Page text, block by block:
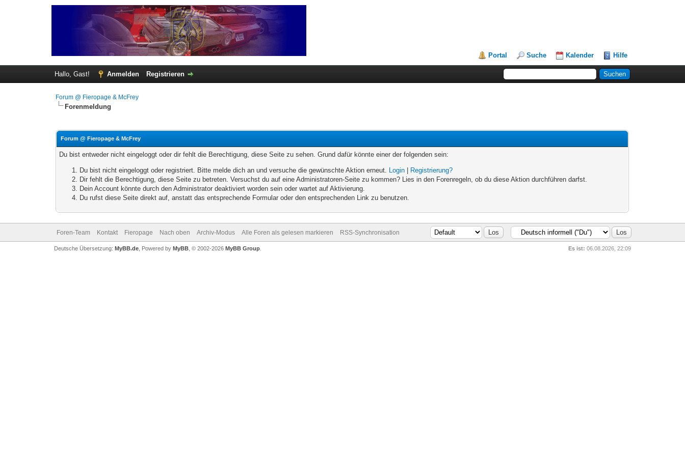
Portal Suche Kalender Hilfe
Hallo, Gast! Anmelden Registrieren
Forum @ Fieropage & McFrey
Forenmeldung
Forum @ Fieropage & McFrey
Du bist entweder nicht eingeloggt oder dir fehlt die Berechtigung, diese Seite zu sehen. Grund dafür könnte einer der folgenden sein:
Du bist nicht eingeloggt oder registriert. Bitte melde dich an und versuche die gewünschte Aktion erneut. Login
Registrierung?
Dir fehlt die Berechtigung, diese Seite zu betreten. Versuchst du auf eine Administratoren-Seite zu kommen? Lies in den Forenregeln, ob du diese Aktion durchführen darfst.
Dein Account könnte durch den Administrator deaktiviert worden sein oder wartet auf Aktivierung.
Du rufst diese Seite direkt auf, anstatt das entsprechende Formular oder den entsprechenden Link zu benutzen.
Foren-Team Kontakt Fieropage Nach oben Archiv-Modus Alle Foren als gelesen markieren RSS-Synchronisation
Es ist: 06.08.2026, 22:09
Deutsche Übersetzung: MyBB.de, Powered by MyBB, © 2002-2026 MyBB Group.